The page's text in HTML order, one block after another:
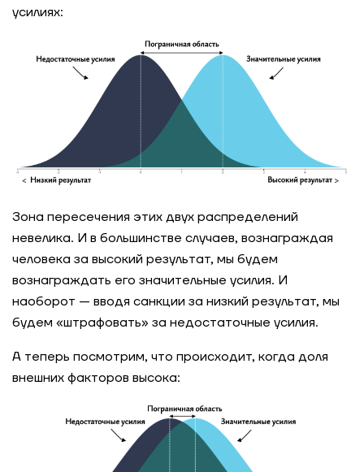
усилиях:
Зона пересечения этих двух распределений
невелика. И в большинстве случаев, вознаграждая
человека за высокий результат, мы будем
вознаграждать его значительные усилия. И
наоборот — вводя санкции за низкий результат, мы
будем «штрафовать» за недостаточные усилия.
А теперь посмотрим, что происходит, когда доля
внешних факторов высока: